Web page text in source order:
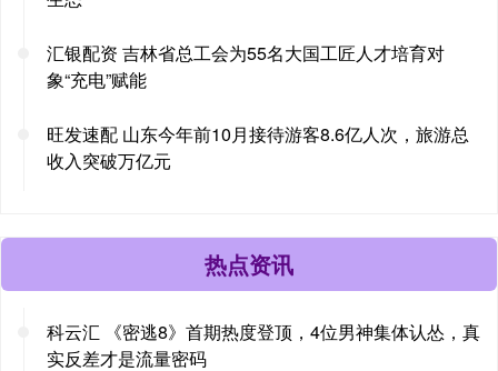
汇银配资 吉林省总工会为55名大国工匠人才培育对
象“充电”赋能
旺发速配 山东今年前10月接待游客8.6亿人次，旅游总
收入突破万亿元
热点资讯
科云汇 《密逃8》首期热度登顶，4位男神集体认怂，真
实反差才是流量密码